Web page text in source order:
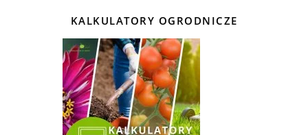
KALKULATORY OGRODNICZE